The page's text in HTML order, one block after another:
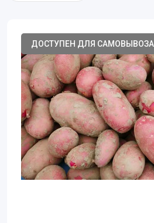
ДОСТУПЕН ДЛЯ САМОВЫВОЗА